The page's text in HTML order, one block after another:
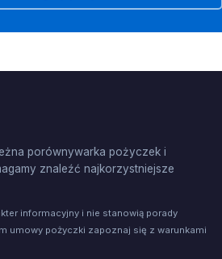
porównywarka pożyczek i
znaleźć najkorzystniejsze
informacyjny i nie stanowią porady
umowy pożyczki zapoznaj się z warunkami